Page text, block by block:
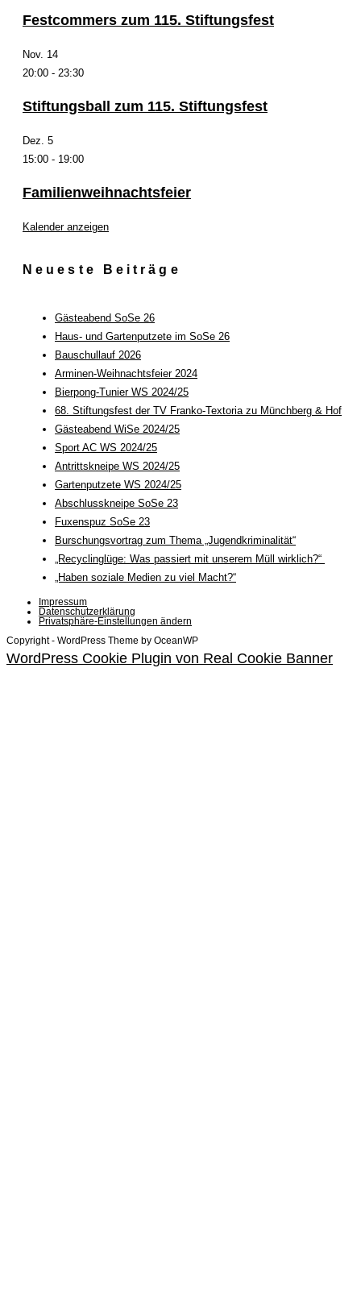
Festcommers zum 115. Stiftungsfest
Nov. 14
20:00 - 23:30
Stiftungsball zum 115. Stiftungsfest
Dez. 5
15:00 - 19:00
Familienweihnachtsfeier
Kalender anzeigen
Neueste Beiträge
Gästeabend SoSe 26
Haus- und Gartenputzete im SoSe 26
Bauschullauf 2026
Arminen-Weihnachtsfeier 2024
Bierpong-Tunier WS 2024/25
68. Stiftungsfest der TV Franko-Textoria zu Münchberg & Hof
Gästeabend WiSe 2024/25
Sport AC WS 2024/25
Antrittskneipe WS 2024/25
Gartenputzete WS 2024/25
Abschlusskneipe SoSe 23
Fuxenspuz SoSe 23
Burschungsvortrag zum Thema „Jugendkriminalität“
„Recyclinglüge: Was passiert mit unserem Müll wirklich?“
„Haben soziale Medien zu viel Macht?“
Impressum
Datenschutzerklärung
Privatsphäre-Einstellungen ändern
Copyright - WordPress Theme by OceanWP
WordPress Cookie Plugin von Real Cookie Banner